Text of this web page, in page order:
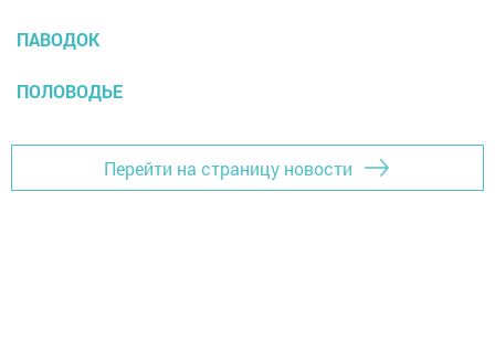
ПАВОДОК
ПОЛОВОДЬЕ
Перейти на страницу новости